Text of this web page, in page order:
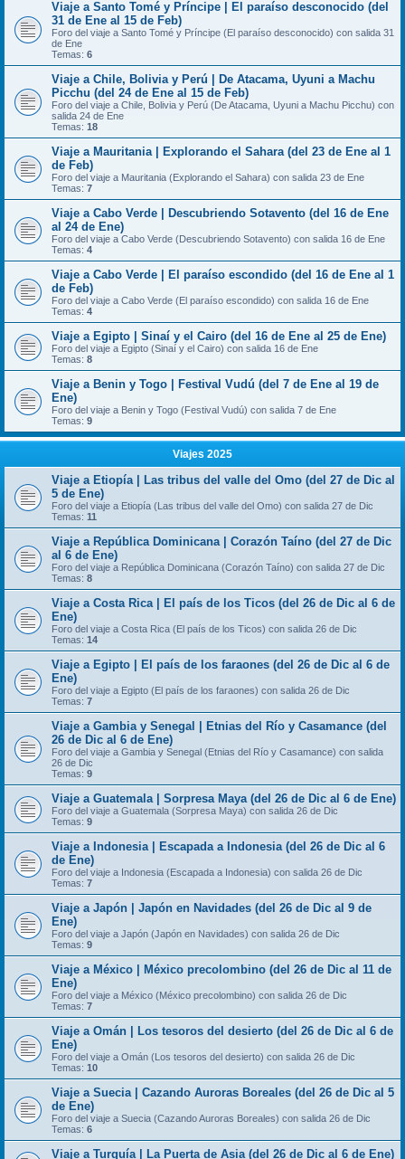
Viaje a Santo Tomé y Príncipe | El paraíso desconocido (del
31 de Ene al 15 de Feb)
Foro del viaje a Santo Tomé y Príncipe (El paraíso desconocido) con salida 31
de Ene
Temas: 6
Viaje a Chile, Bolivia y Perú | De Atacama, Uyuni a Machu
Picchu (del 24 de Ene al 15 de Feb)
Foro del viaje a Chile, Bolivia y Perú (De Atacama, Uyuni a Machu Picchu) con
salida 24 de Ene
Temas: 18
Viaje a Mauritania | Explorando el Sahara (del 23 de Ene al 1
de Feb)
Foro del viaje a Mauritania (Explorando el Sahara) con salida 23 de Ene
Temas: 7
Viaje a Cabo Verde | Descubriendo Sotavento (del 16 de Ene
al 24 de Ene)
Foro del viaje a Cabo Verde (Descubriendo Sotavento) con salida 16 de Ene
Temas: 4
Viaje a Cabo Verde | El paraíso escondido (del 16 de Ene al 1
de Feb)
Foro del viaje a Cabo Verde (El paraíso escondido) con salida 16 de Ene
Temas: 4
Viaje a Egipto | Sinaí y el Cairo (del 16 de Ene al 25 de Ene)
Foro del viaje a Egipto (Sinaí y el Cairo) con salida 16 de Ene
Temas: 8
Viaje a Benin y Togo | Festival Vudú (del 7 de Ene al 19 de
Ene)
Foro del viaje a Benin y Togo (Festival Vudú) con salida 7 de Ene
Temas: 9
Viajes 2025
Viaje a Etiopía | Las tribus del valle del Omo (del 27 de Dic al
5 de Ene)
Foro del viaje a Etiopía (Las tribus del valle del Omo) con salida 27 de Dic
Temas: 11
Viaje a República Dominicana | Corazón Taíno (del 27 de Dic
al 6 de Ene)
Foro del viaje a República Dominicana (Corazón Taíno) con salida 27 de Dic
Temas: 8
Viaje a Costa Rica | El país de los Ticos (del 26 de Dic al 6 de
Ene)
Foro del viaje a Costa Rica (El país de los Ticos) con salida 26 de Dic
Temas: 14
Viaje a Egipto | El país de los faraones (del 26 de Dic al 6 de
Ene)
Foro del viaje a Egipto (El país de los faraones) con salida 26 de Dic
Temas: 7
Viaje a Gambia y Senegal | Etnias del Río y Casamance (del
26 de Dic al 6 de Ene)
Foro del viaje a Gambia y Senegal (Etnias del Río y Casamance) con salida
26 de Dic
Temas: 9
Viaje a Guatemala | Sorpresa Maya (del 26 de Dic al 6 de Ene)
Foro del viaje a Guatemala (Sorpresa Maya) con salida 26 de Dic
Temas: 9
Viaje a Indonesia | Escapada a Indonesia (del 26 de Dic al 6
de Ene)
Foro del viaje a Indonesia (Escapada a Indonesia) con salida 26 de Dic
Temas: 7
Viaje a Japón | Japón en Navidades (del 26 de Dic al 9 de
Ene)
Foro del viaje a Japón (Japón en Navidades) con salida 26 de Dic
Temas: 9
Viaje a México | México precolombino (del 26 de Dic al 11 de
Ene)
Foro del viaje a México (México precolombino) con salida 26 de Dic
Temas: 7
Viaje a Omán | Los tesoros del desierto (del 26 de Dic al 6 de
Ene)
Foro del viaje a Omán (Los tesoros del desierto) con salida 26 de Dic
Temas: 10
Viaje a Suecia | Cazando Auroras Boreales (del 26 de Dic al 5
de Ene)
Foro del viaje a Suecia (Cazando Auroras Boreales) con salida 26 de Dic
Temas: 6
Viaje a Turquía | La Puerta de Asia (del 26 de Dic al 6 de Ene)